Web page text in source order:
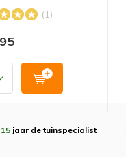
(1)
15 jaar de tuinspecialist